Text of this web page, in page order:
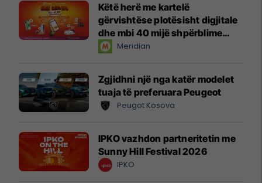
Këtë herë me kartelë
gërvishtëse plotësisht digjitale
dhe mbi 40 mijë shpërblime
instant!Meridian
Zgjidhni një nga katër modelet
tuaja të preferuara Peugeot
Peugot Kosova
IPKO vazhdon partneritetin me
Sunny Hill Festival 2026
IPKO